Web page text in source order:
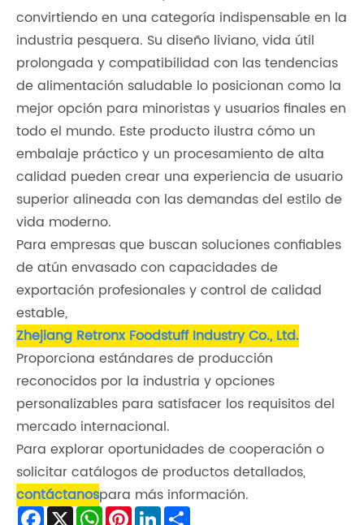
convirtiendo en una categoría indispensable en la
industria pesquera. Su diseño liviano, vida útil
prolongada y compatibilidad con las tendencias
de alimentación saludable lo posicionan como la
mejor opción para minoristas y usuarios finales en
todo el mundo. Este producto ilustra cómo un
embalaje práctico y un procesamiento de alta
calidad pueden crear una experiencia de usuario
superior alineada con las demandas del estilo de
vida moderno.
Para empresas que buscan soluciones confiables
de atún envasado con capacidades de
exportación profesionales y control de calidad
estable,
Zhejiang Retronx Foodstuff Industry Co., Ltd.
Proporciona estándares de producción
reconocidos por la industria y opciones
personalizables para satisfacer los requisitos del
mercado internacional.
Para explorar oportunidades de cooperación o
solicitar catálogos de productos detallados,
contáctanospara más información.
Facebook
X WhatsApp
Pinterest
LinkedIn